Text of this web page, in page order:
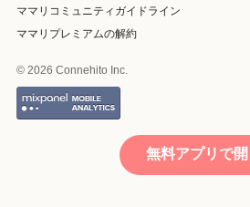
ママリコミュニティガイドライン
ママリプレミアムの解約
© 2026 Connehito Inc.
無料アプリで開